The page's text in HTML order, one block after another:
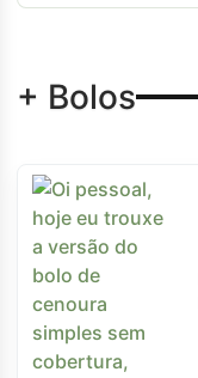
+ Bolos